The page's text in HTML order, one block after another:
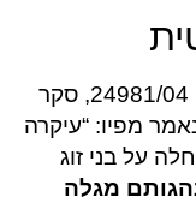
ויצמן בתמ”ש (כ”ס) 24981/04, סקר
מפיו: “עיקרה
על בני זוג
מגלה